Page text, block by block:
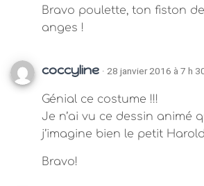
Bravo poulette, ton fiston
anges !
coccyline · 28 janvier 2016 à 7 h
Génial ce costume !!!
Je n’ai vu ce dessin animé
j’imagine bien le petit
Bravo!